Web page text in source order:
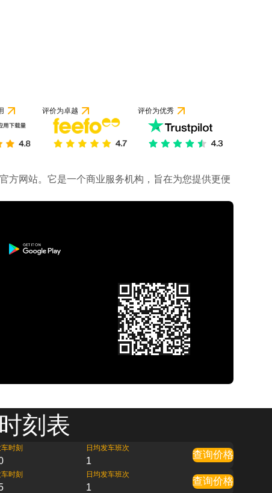
评价为卓越 评价为优秀
方网站。它是一个商业服务机构，旨在为您提供更便
刻表
时刻 日均发车班次
1
查询价格
时刻 日均发车班次
1
查询价格